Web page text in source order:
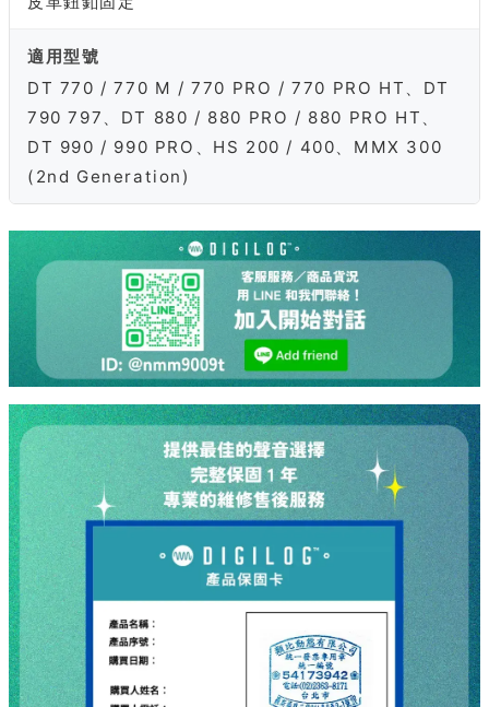
適用型號
DT 770 / 770 M / 770 PRO / 770 PRO HT、DT
790 797、DT 880 / 880 PRO / 880 PRO HT、
DT 990 / 990 PRO、HS 200 / 400、MMX 300
(2nd Generation)